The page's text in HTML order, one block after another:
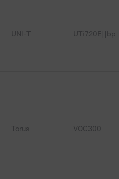
UNI-T UTi720E||bp
Torus VOC300